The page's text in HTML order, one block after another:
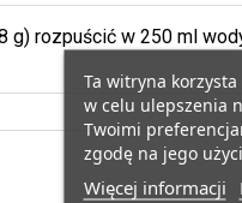
g) rozpuścić w 250 ml
Ta witryna
w celu ulepszenia
Twoimi
zgodę na jego
Więcej informacji